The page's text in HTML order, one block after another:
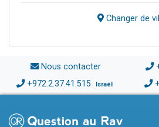
Changer de
Nous contacter
+972.2.37.41.515 Israël